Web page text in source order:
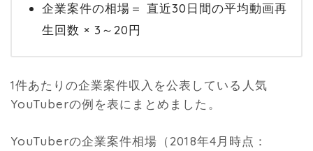
企業案件の相場＝ 直近30日間の平均動画再
生回数 × 3～20円
1件あたりの企業案件収入を公表している人気
YouTuberの例を表にまとめました。
YouTuberの企業案件相場（2018年4月時点：